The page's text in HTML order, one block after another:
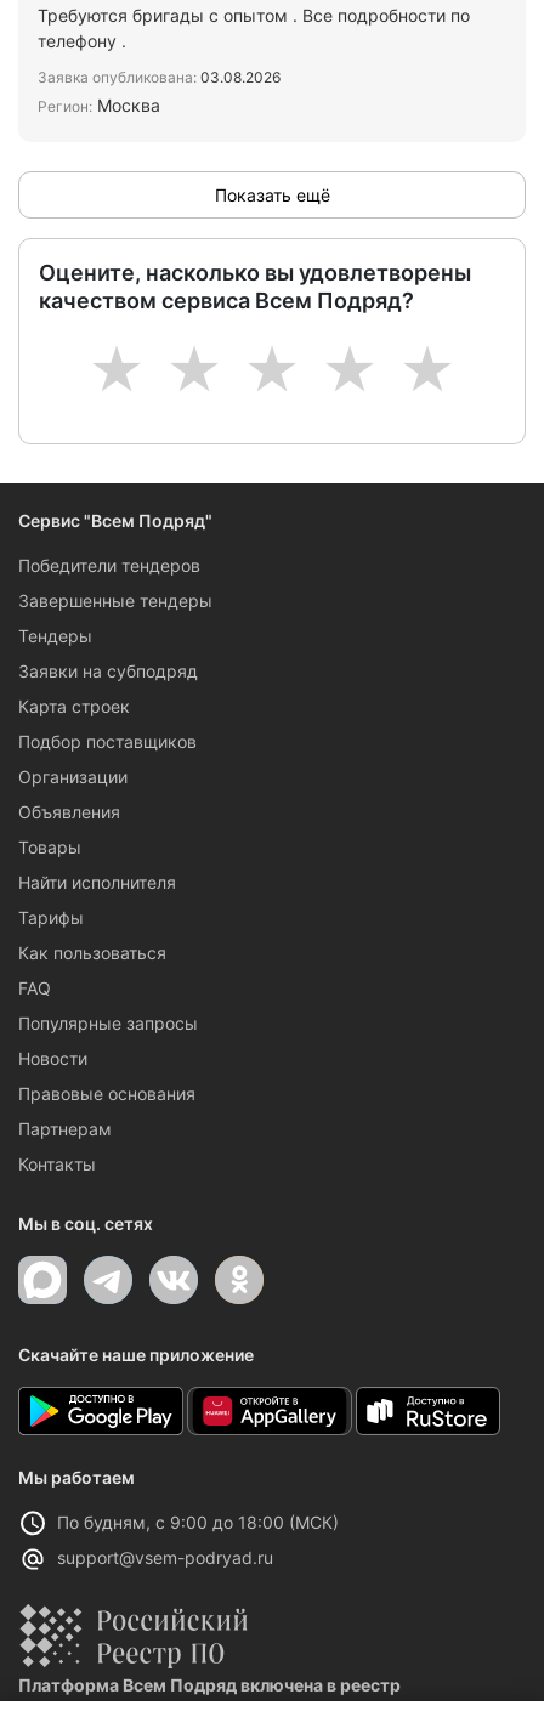
Требуются бригады с опытом . Все подробности по
телефону .
Заявка опубликована: 03.08.2026
Регион: Москва
Показать ещё
Оцените, насколько вы удовлетворены
качеством сервиса Всем Подряд?
5
4
3
2
1
Сервис "Всем Подряд"
Победители тендеров
Завершенные тендеры
Тендеры
Заявки на субподряд
Карта строек
Подбор поставщиков
Организации
Объявления
Товары
Найти исполнителя
Тарифы
Как пользоваться
FAQ
Популярные запросы
Новости
Правовые основания
Партнерам
Контакты
Мы в соц. сетях
Скачайте наше приложение
Мы работаем
По будням, с 9:00 до 18:00 (МСК)
support@vsem-podryad.ru
Платформа Всем Подряд включена в реестр